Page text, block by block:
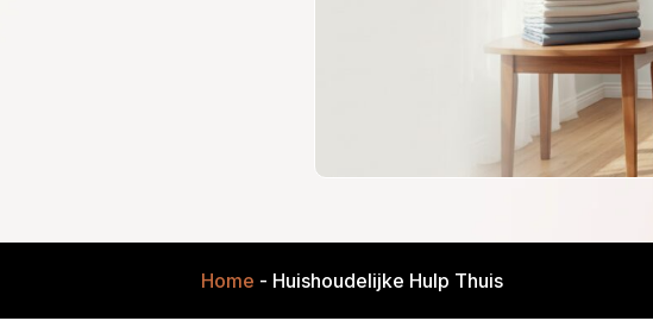
Home - Huishoudelijke Hulp Thuis